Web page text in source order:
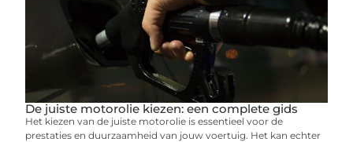
De juiste motorolie kiezen: een complete gids
Het kiezen van de juiste motorolie is essentieel voor de
prestaties en duurzaamheid van jouw voertuig. Het kan echter